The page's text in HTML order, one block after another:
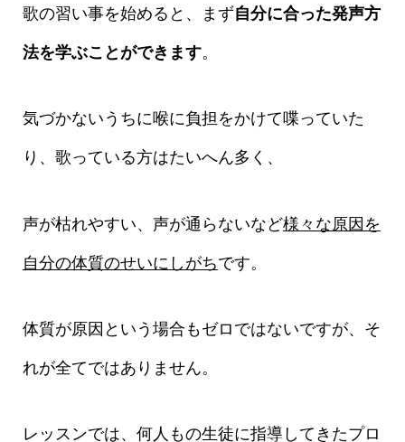
歌の習い事を始めると、まず自分に合った発声方
法を学ぶことができます。
気づかないうちに喉に負担をかけて喋っていた
り、歌っている方はたいへん多く、
声が枯れやすい、声が通らないなど様々な原因を
自分の体質のせいにしがちです。
体質が原因という場合もゼロではないですが、そ
れが全てではありません。
レッスンでは、何人もの生徒に指導してきたプロ